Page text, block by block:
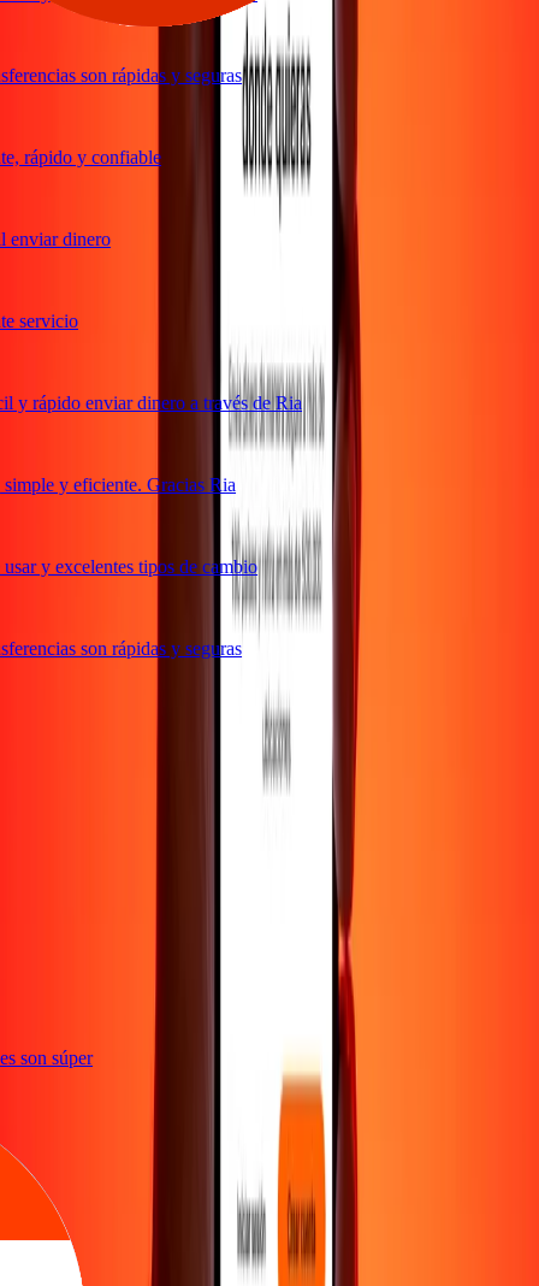
son rápidas y seguras
rápido y confiable
dinero
servicio
rápido enviar dinero a través de Ria
y eficiente. Gracias Ria
y excelentes tipos de cambio
son rápidas y seguras
son súper